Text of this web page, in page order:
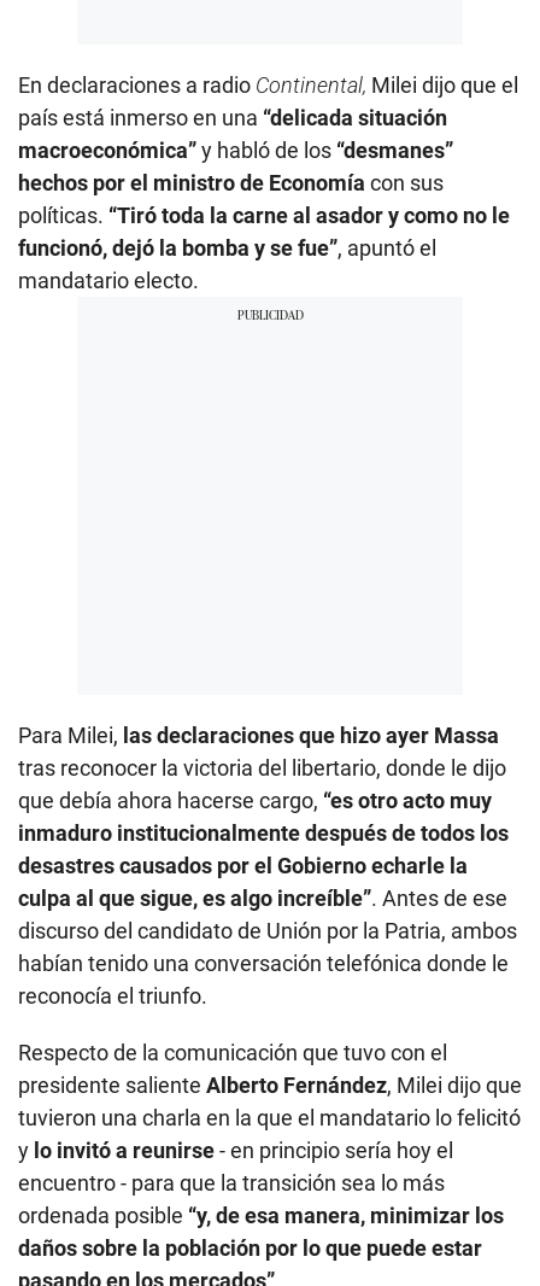
En declaraciones a radio Continental, Milei dijo que el
país está inmerso en una “delicada situación
macroeconómica”y habló de los “desmanes”
hechos por el ministro de Economía con sus
políticas. “Tiró toda la carne al asador y como no le
funcionó, dejó la bomba y se fue”, apuntó el
mandatario electo.
Para Milei, las declaraciones que hizo ayer Massa
tras reconocer la victoria del libertario, donde le dijo
que debía ahora hacerse cargo, “es otro acto muy
inmaduro institucionalmente después de todos los
desastres causados por el Gobierno echarle la
culpa al que sigue, es algo increíble”. Antes de ese
discurso del candidato de Unión por la Patria, ambos
habían tenido una conversación telefónica donde le
reconocía el triunfo.
Respecto de la comunicación que tuvo con el
presidente saliente Alberto Fernández, Milei dijo que
tuvieron una charla en la que el mandatario lo felicitó
y lo invitó a reunirse- en principio sería hoy el
encuentro - para que la transición sea lo más
ordenada posible “y, de esa manera, minimizar los
daños sobre la población por lo que puede estar
pasando en los mercados”